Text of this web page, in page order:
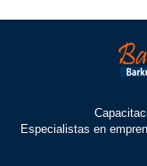
Especialistas en